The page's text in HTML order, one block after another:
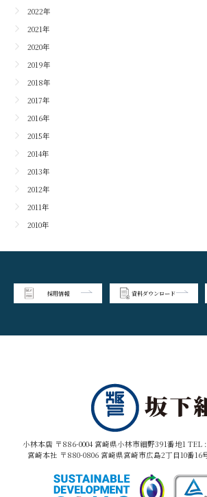
2022年
2021年
2020年
2019年
2018年
2017年
2016年
2015年
2014年
2013年
2012年
2011年
2010年
採用情報 資料ダウンロード
小林本店 〒886-0004 宮崎県小林市細野391番地1 TEL :
宮崎本社 〒880-0806 宮崎県宮崎市広島2丁目10番16